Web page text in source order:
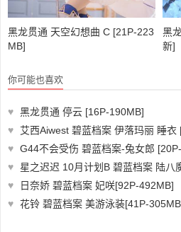
黑龙贯通 天空幻想曲 C [21P-223
MB]
黑
新]
你可能也喜欢
♥ 黑龙贯通 停云 [16P-190MB]
♥
艾西Aiwest 碧蓝档案 伊落玛丽 睡衣
♥ G44不会受伤 碧蓝档案-兔女郎
♥
星之迟迟 10月计划B 碧蓝档案 陆八
♥
日奈娇 碧蓝档案 妃咲[92P-492MB]
♥ 花铃 碧蓝档案 美游泳装[41P-